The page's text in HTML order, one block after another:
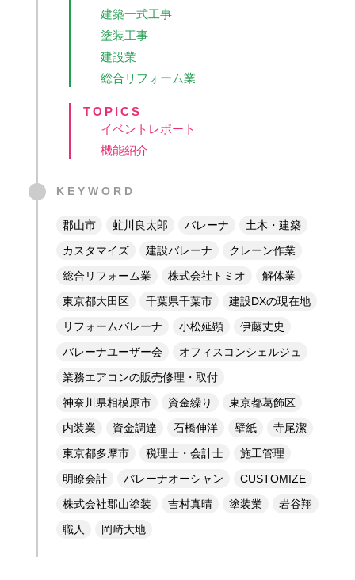
建築一式工事
塗装工事
建設業
総合リフォーム業
TOPICS
イベントレポート
機能紹介
KEYWORD
郡山市 虻川良太郎 バレーナ
土木・建築
カスタマイズ
建設バレーナ
クレーン作業
総合リフォーム業
株式会社トミオ
解体業
東京都大田区
千葉県千葉市
建設DXの現在地
リフォームバレーナ
小松延顕
伊藤丈史
バレーナユーザー会
オフィスコンシェルジュ
業務エアコンの販売修理・取付
神奈川県相模原市
資金繰り
東京都葛飾区
内装業
資金調達 石橋伸洋 壁紙
寺尾潔
東京都多摩市
税理士・会計士
施工管理
明瞭会計
バレーナオーシャン
CUSTOMIZE
株式会社郡山塗装
吉村真晴 塗装業
岩谷翔
職人
岡崎大地